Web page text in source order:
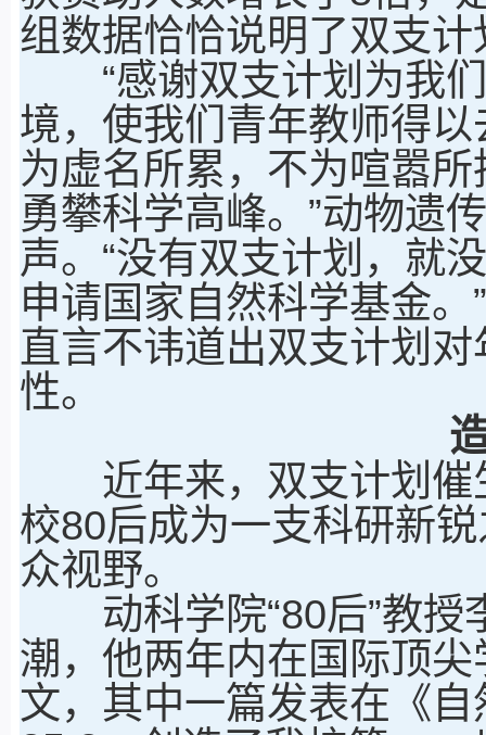
组数据恰恰说明了双支
“感谢双支计划为我们
境，使我们青年教师得
为虚名所累，不为喧嚣
勇攀科学高峰。”动物遗
声。“没有双支计划，就
申请国家自然科学基金
直言不讳道出双支计划
性。
近年来，双支计划催
校80后成为一支科研新
众视野。
动科学院“80后”教授
潮，他两年内在国际顶
文，其中一篇发表在《